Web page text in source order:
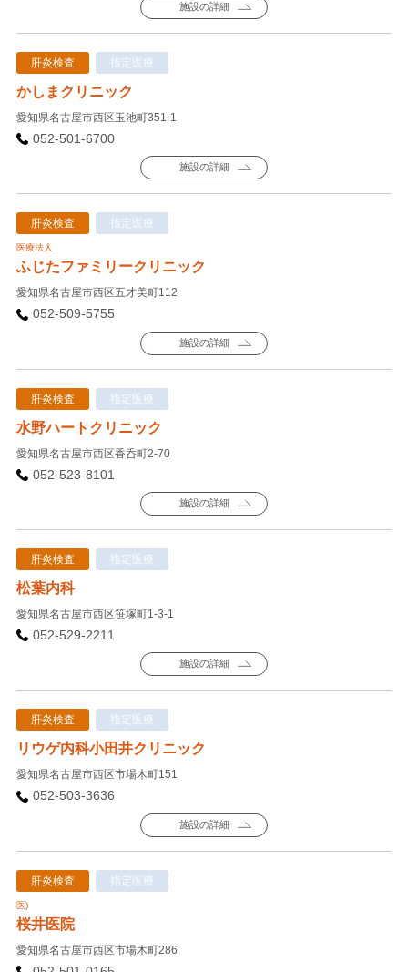
施設の詳細
肝炎検査 指定医療
かしまクリニック
愛知県名古屋市西区玉池町351-1
052-501-6700
施設の詳細
肝炎検査 指定医療
医療法人
ふじたファミリークリニック
愛知県名古屋市西区五才美町112
052-509-5755
施設の詳細
肝炎検査 指定医療
水野ハートクリニック
愛知県名古屋市西区香呑町2-70
052-523-8101
施設の詳細
肝炎検査 指定医療
松葉内科
愛知県名古屋市西区笹塚町1-3-1
052-529-2211
施設の詳細
肝炎検査 指定医療
リウゲ内科小田井クリニック
愛知県名古屋市西区市場木町151
052-503-3636
施設の詳細
肝炎検査 指定医療
医)
桜井医院
愛知県名古屋市西区市場木町286